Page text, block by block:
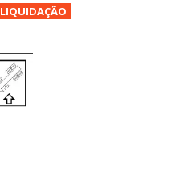
LIQUIDAÇÃO